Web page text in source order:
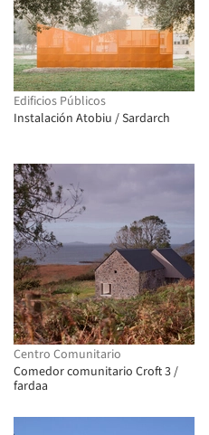
Edificios Públicos
Instalación Atobiu / Sardarch
Centro Comunitario
Comedor comunitario Croft 3 /
fardaa